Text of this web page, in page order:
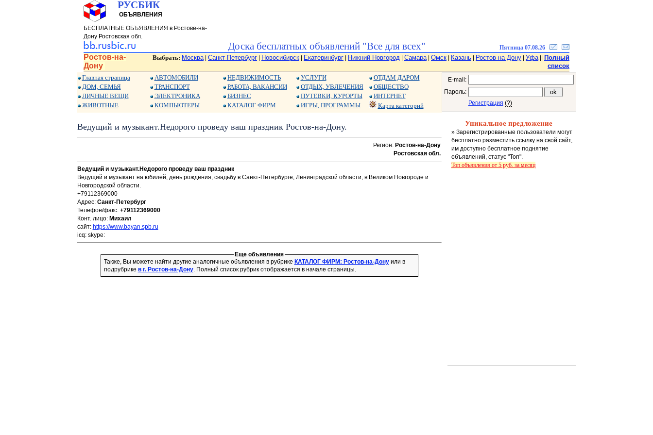
РУСБИК
ОБЪЯВЛЕНИЯ
БЕСПЛАТНЫЕ ОБЪЯВЛЕНИЯ в Ростове-на-
Дону Ростовская обл.
Доска бесплатных объявлений "Все для всех" Пятница 07.08.26
Ростов-на-
Дону
Выбрать: Москва| Санкт-Петербург Новосибирск Екатеринбург Нижний Новгород Самара| Омск Казань Ростов-на-Дону Уфа||
Полный
список
Главная страница
ДОМ, СЕМЬЯ
ЛИЧНЫЕ ВЕЩИ
ЖИВОТНЫЕ
АВТОМОБИЛИ
ТРАНСПОРТ
ЭЛЕКТРОНИКА
КОМПЬЮТЕРЫ
НЕДВИЖИМОСТЬ
РАБОТА, ВАКАНСИИ
БИЗНЕС
КАТАЛОГ ФИРМ
УСЛУГИ
ОТДЫХ, УВЛЕЧЕНИЯ
ПУТЕВКИ, КУРОРТЫ
ИГРЫ, ПРОГРАММЫ
ОТДАМ ДАРОМ
ОБЩЕСТВО
ИНТЕРНЕТ
Карта категорий
Ведущий и музыкант.Недорого проведу ваш праздник Ростов-на-Дону.
Регион: Ростов-на-Дону
Ростовская обл.
Ведущий и музыкант.Недорого проведу ваш праздник
Ведущий и музыкант на юбилей, день рождения, свадьбу в Санкт-Петербурге, Ленинградской области, в Великом Новгороде и
Новгородской области.
+79112369000
Адрес: Санкт-Петербург
Телефон/факс: +79112369000
Конт. лицо: Михаил
сайт: https://www.bayan.spb.ru
icq: skype:
Еще объявления
Также, Вы можете найти другие аналогичные объявления в рубрике КАТАЛОГ ФИРМ: Ростов-на-Донуили в
подрубрике в г. Ростов-на-Дону. Полный список рубрик отображается в начале страницы.
E-mail:
Пароль:
Регистрация (?)
Уникальное предложение
» Зарегистрированные пользователи могут
бесплатно разместить ссылку на свой сайт,
им доступно бесплатное поднятие
объявлений, статус "Топ".
Топ объявления от 5 руб. за месяц